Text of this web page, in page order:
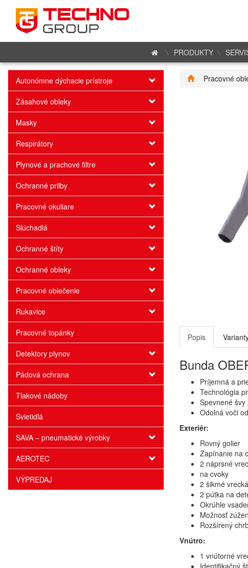
PRODUKTY
Autonómne dýchacie prístroje
Zásahové obleky
Masky
Respirátory
Plynové a prachové filtre
Ochranné prilby
Pracovné okuliare
Slúchadlá
Ochranné štíty
Ochranné obleky
Pracovné oblečenie
Rukavice
Pracovné topánky
Detektory plynov
Pádová ochrana
Tlakové nádoby
Svietidlá
SAVA – pneumatické výrobky
AEROTEC
VÝPREDAJ
Pracovné
Popis
Bunda
Príjemná a
Technológia
Spevnené
Odolná voči
Exteriér:
Rovný golier
Zapínanie na
2 náprsné
na cvoky
2 šikmé
2 pútka na
Okrúhle
Možnosť
Rozšírený
Vnútro:
1 vnútorné
Identifikačný